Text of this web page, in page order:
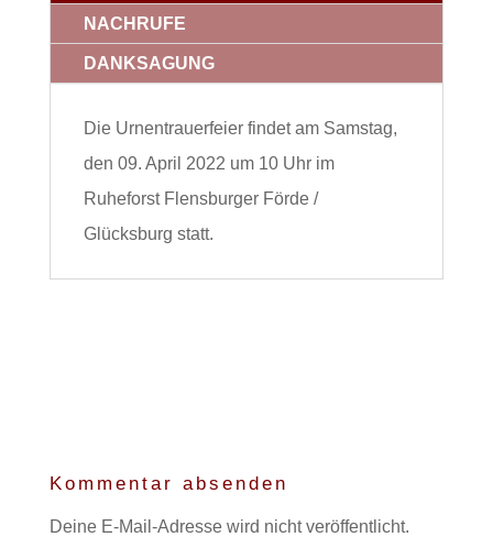
NACHRUFE
DANKSAGUNG
Die Urnentrauerfeier findet am Samstag,
den 09. April 2022 um 10 Uhr im
Ruheforst Flensburger Förde /
Glücksburg statt.
Kommentar absenden
Deine E-Mail-Adresse wird nicht veröffentlicht.